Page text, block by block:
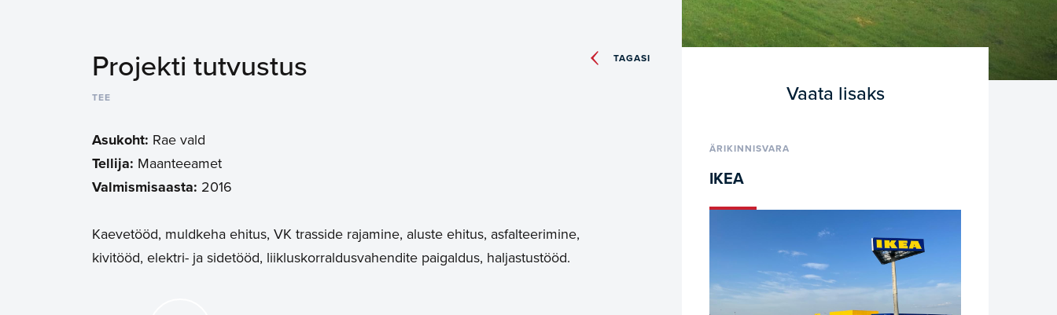
TAGASI
Projekti tutvustus
TEE
Asukoht: Rae vald
Tellija: Maanteeamet
Valmismisaasta: 2016
Kaevetööd, muldkeha ehitus, VK trasside rajamine, aluste ehitus, asfalteerimine,
kivitööd, elektri- ja sidetööd, liikluskorraldusvahendite paigaldus, haljastustööd.
Vaata lisaks
ÄRIKINNISVARA
IKEA